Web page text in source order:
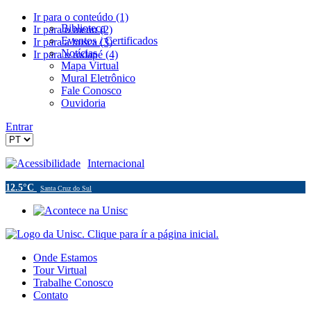
Ir para o conteúdo (1)
Ir para o menu (2)
Ir para a busca (3)
Ir para o rodapé (4)
Biblioteca
Eventos / Certificados
Notícias
Mapa Virtual
Mural Eletrônico
Fale Conosco
Ouvidoria
Entrar
Acessibilidade Internacional
12.5°C Santa Cruz do Sul
Onde Estamos
Tour Virtual
Trabalhe Conosco
Contato